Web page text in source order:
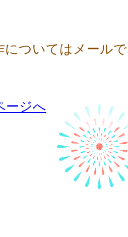
についてはメール
ージへ